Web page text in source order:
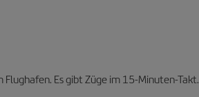
Es gibt Züge im 15-Minuten-Takt.